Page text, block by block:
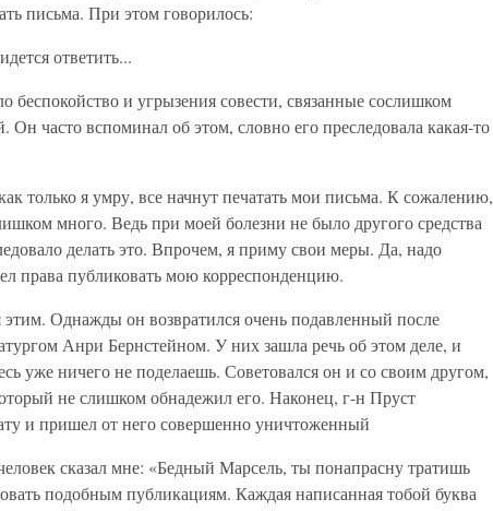
письма. При этом говорилось:
ответить...
беспокойство и угрызения совести, связанные сослишком
часто вспоминал об этом, словно его преследовала какая-то
я умру, все начнут печатать мои письма. К сожалению,
много. Ведь при моей болезни не было другого средства
делать это. Впрочем, я приму свои меры. Да, надо
права публиковать мою корреспонденцию.
Однажды он возвратился очень подавлен­ный после
Анри Бернстейном. У них зашла речь об этом деле, и
уже ничего не поделаешь. Совето­вался он и со своим другом,
не слишком обна­дежил его. Наконец, г-н Пруст
и пришел от него со­вершенно уничтоженный
сказал мне: «Бедный Марсель, ты пона­прасну тратишь
подобным публикациям. Каждая написанная тобой буква